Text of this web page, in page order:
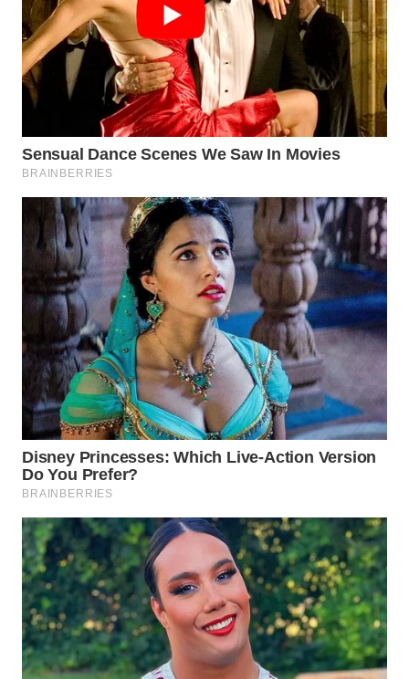
BOGOR
WN
DEPOK
TAPANULI
UTARA
WN
SAMOSIR
WN
PADANG
LAWAS
WN
SUMEDANG
WN
CIANJUR
WN
KEPULAUAN
SERIBU
WN
TANGERANG
WN
BINJAI